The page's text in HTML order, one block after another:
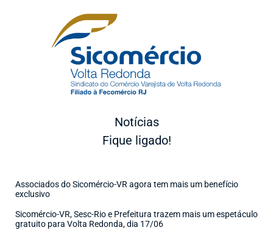
Notícias
Fique ligado!
Associados do Sicomércio-VR agora tem mais um benefício
exclusivo
Sicomércio-VR, Sesc-Rio e Prefeitura trazem mais um espetáculo
gratuito para Volta Redonda, dia 17/06